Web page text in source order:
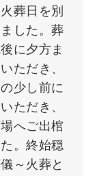
葬日を別
した。葬
に夕方ま
ただき、
少し前に
ただき、
へご出棺
。終始穏
～火葬と